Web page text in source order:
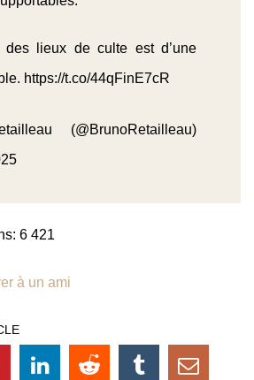
des lieux de culte est d’une
https://t.co/44qFinE7cR
(@BrunoRetailleau)
6 421
à un ami